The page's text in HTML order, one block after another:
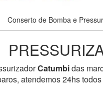
Conserto de Bomba e
Catumbidas
atendemos 24hs